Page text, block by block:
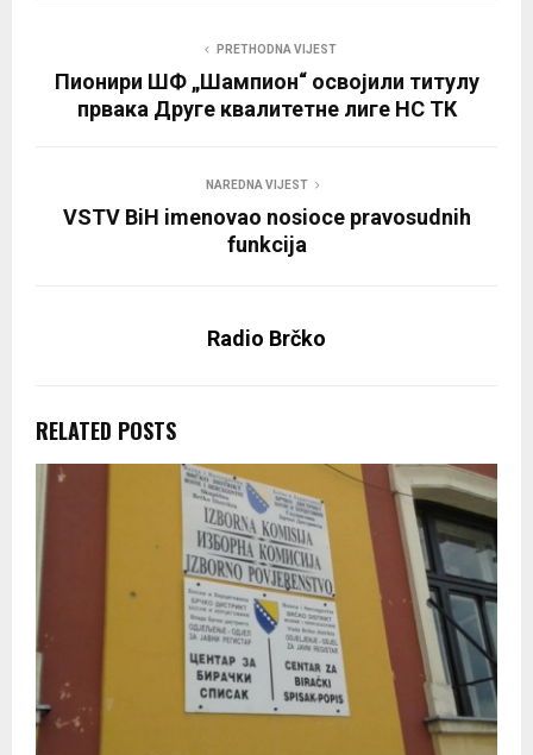
PRETHODNA VIJEST
Пионири ШФ „Шампион“ освојили титулу
првака Друге квалитетне лиге НС ТК
NAREDNA VIJEST
VSTV BiH imenovao nosioce pravosudnih
funkcija
Radio Brčko
RELATED POSTS